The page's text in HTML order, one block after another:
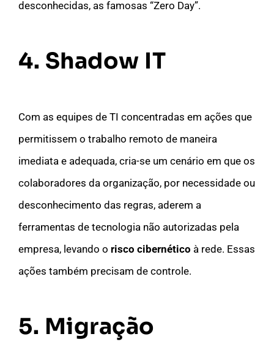
desconhecidas, as famosas “Zero Day”.
4. Shadow IT
Com as equipes de TI concentradas em ações que
permitissem o trabalho remoto de maneira
imediata e adequada, cria-se um cenário em que os
colaboradores da organização, por necessidade ou
desconhecimento das regras, aderem a
ferramentas de tecnologia não autorizadas pela
empresa, levando o risco cibernético à rede. Essas
ações também precisam de controle.
5. Migração